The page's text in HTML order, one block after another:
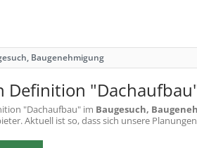
Baugenehmigung
Definition
"Dachaufbau" im Baugesuch,
Aktuell ist so, dass sich unsere